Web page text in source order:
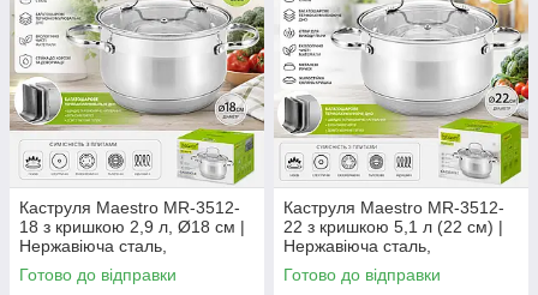
Каструля Maestro MR-3512-
18 з кришкою 2,9 л, Ø18 см |
Нержавіюча сталь,
багатошарове дно, для всіх
плит
Готово до відправки
Каструля Maestro MR-3512-
22 з кришкою 5,1 л (22 см) |
Нержавіюча сталь,
багатошарове
термоакумулююче дно, для
Готово до відправки